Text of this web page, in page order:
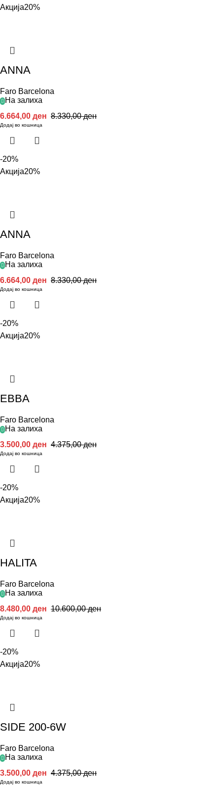
Акција20%
ANNA
Faro Barcelona
На залиха
8.330,00ден
6.664,00 ден
Додај во кошница
-20%
Акција20%
ANNA
Faro Barcelona
На залиха
8.330,00ден
6.664,00 ден
Додај во кошница
-20%
Акција20%
EBBA
Faro Barcelona
На залиха
4.375,00ден
3.500,00 ден
Додај во кошница
-20%
Акција20%
HALITA
Faro Barcelona
На залиха
10.600,00ден
8.480,00 ден
Додај во кошница
-20%
Акција20%
SIDE 200-6W
Faro Barcelona
На залиха
4.375,00ден
3.500,00 ден
Додај во кошница